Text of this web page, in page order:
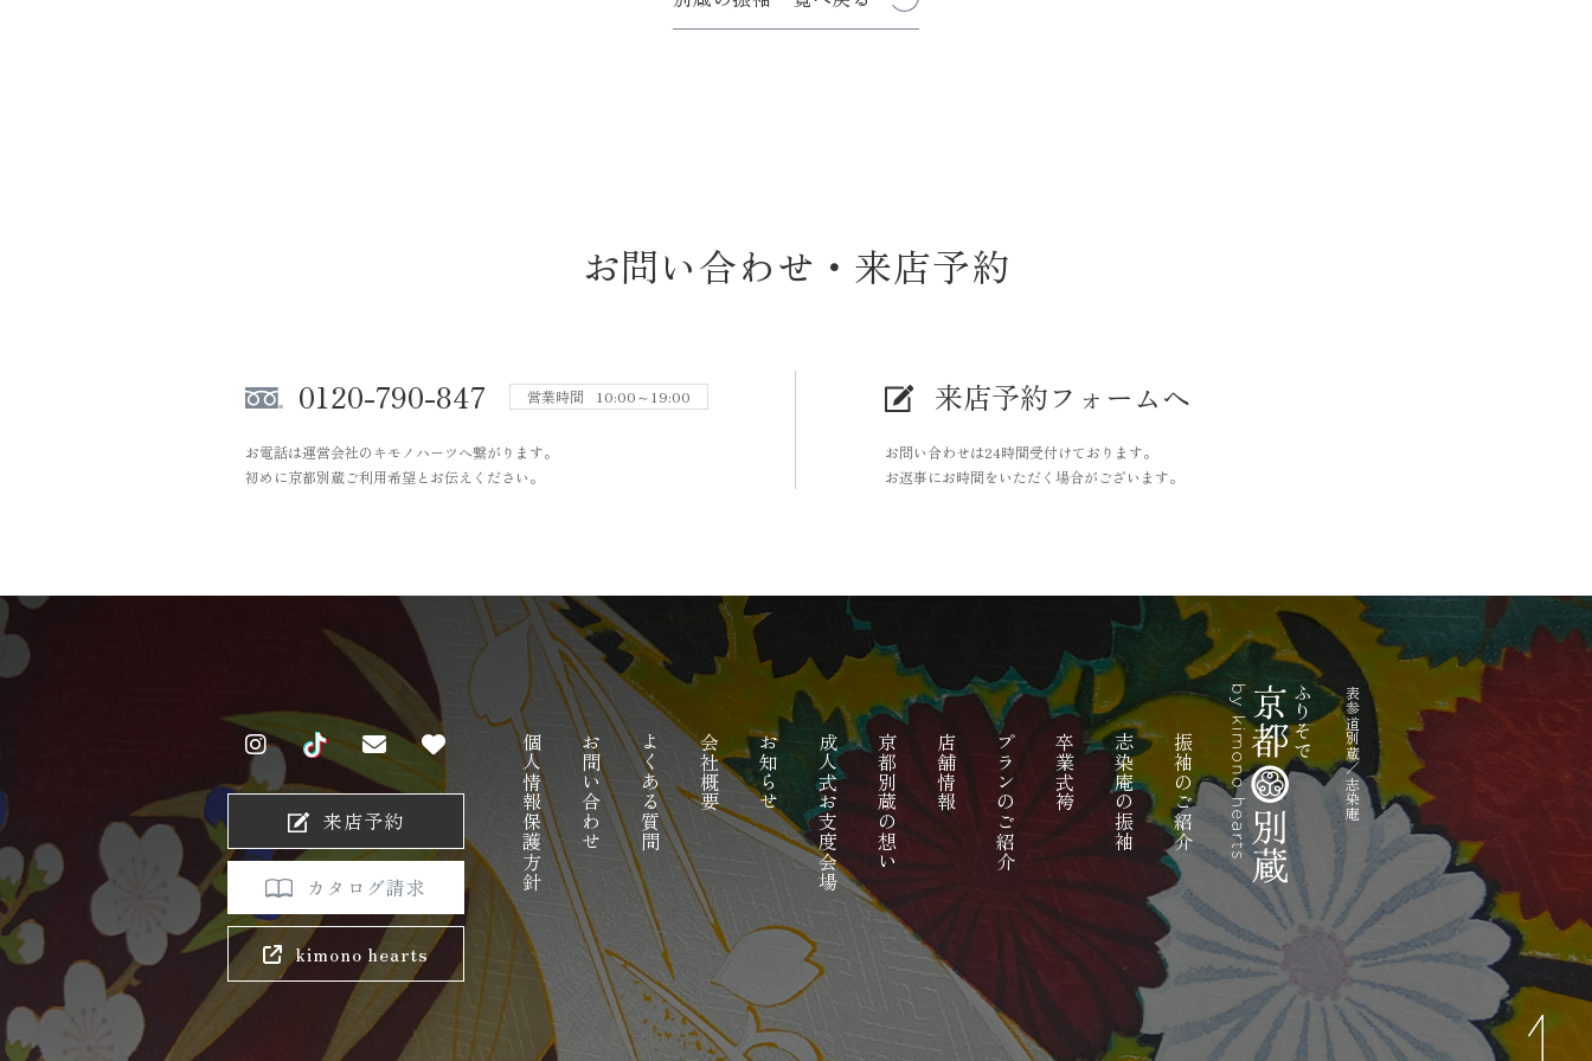
お問い合わせ・来店予約
0120-790-847 営業時間 10:00～19:00
お電話は運営会社のキモノハーツへ繋がります。
初めに京都別蔵ご利用希望とお伝えください。
来店予約フォームへ
お問い合わせは24時間受付けております。
お返事にお時間をいただく場合がございます。
表参道別蔵／志染庵
振袖のご紹介
志染庵の振袖
卒業式袴
プランのご紹介
店舗情報
京都別蔵の想い
成人式お支度会場
お知らせ
会社概要
よくある質問
お問い合わせ
個人情報保護方針
来店予約
カタログ請求
kimono hearts